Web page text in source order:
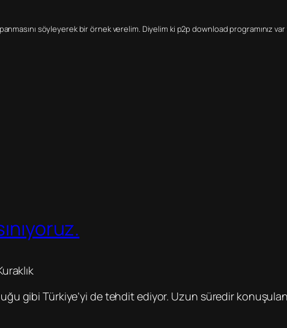
söyleyerek bir örnek verelim. Diyelim ki p2p download programınız
gibi Türkiye’yi de tehdit ediyor. Uzun süredir